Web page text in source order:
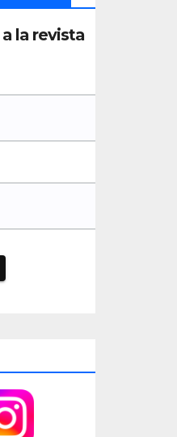
la revista